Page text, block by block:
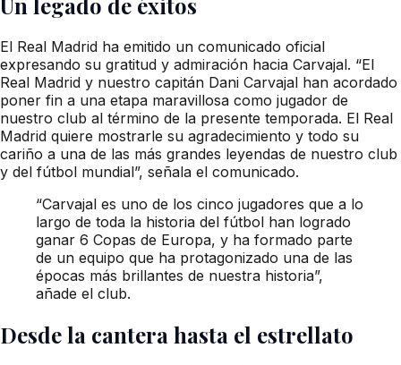
El Real Madrid ha emitido un comunicado oficial
expresando su gratitud y admiración hacia Carvajal. “El
Real Madrid y nuestro capitán Dani Carvajal han acordado
poner fin a una etapa maravillosa como jugador de
nuestro club al término de la presente temporada. El Real
Madrid quiere mostrarle su agradecimiento y todo su
cariño a una de las más grandes leyendas de nuestro club
y del fútbol mundial”, señala el comunicado.
“Carvajal es uno de los cinco jugadores que a lo
largo de toda la historia del fútbol han logrado
ganar 6 Copas de Europa, y ha formado parte
de un equipo que ha protagonizado una de las
épocas más brillantes de nuestra historia”,
añade el club.
Desde la cantera hasta el estrellato